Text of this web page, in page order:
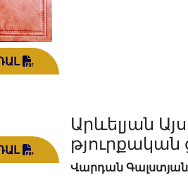
Արևելյան
թյուրքական
Վարդան Գալստյան